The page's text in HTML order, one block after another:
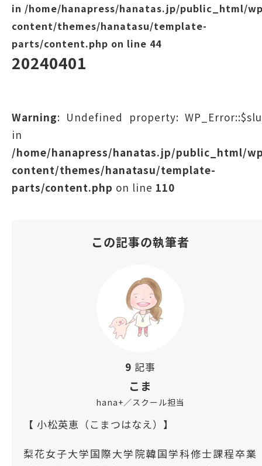
in /home/hanapress/hanatas.jp/public_html/
content/themes/hanatasu/template-
parts/content.php on line 44
20240401
Warning: Undefined property:
in
/home/hanapress/hanatas.jp/public_html/
content/themes/hanatasu/template-
parts/content.php on line 110
この記事の執筆者
9 記事
こま
hana+／スクール担当
【 小松英恵（こまつはなえ）】
梨花女子大学国際大学院韓国学科修士課程卒業